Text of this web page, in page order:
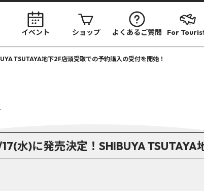
イベント ショップ よくあるご質問 For
TSUTAYA地下2F店頭受取での予約購入の受付を開始！
水)に発売決定！SHIBUYA TSUTAYA